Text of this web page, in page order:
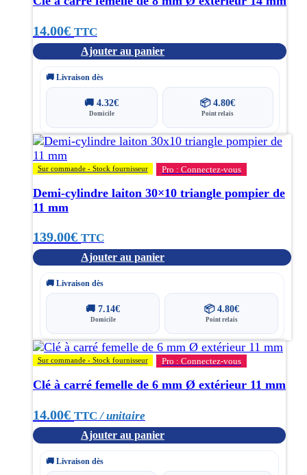
14.00€ TTC
Ajouter au panier
🚚 Livraison dès
🚚4.32€
Domicile
📦4.80€
Point relais
Sur commande - Stock fournisseur Pro : Connectez-vous
Demi-cylindre laiton 30×10 triangle pompier de
11 mm
139.00€ TTC
Ajouter au panier
🚚 Livraison dès
🚚7.14€
Domicile
📦 4.80€
Point relais
Sur commande - Stock fournisseur Pro : Connectez-vous
Clé à carré femelle de 6 mm Ø extérieur 11 mm
14.00€ TTC / unitaire
Ajouter au panier
🚚 Livraison dès